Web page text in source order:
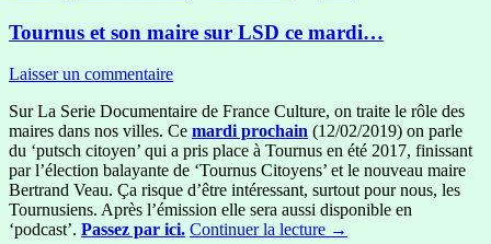
Tournus et son maire sur LSD ce mardi…
Laisser un commentaire
Sur La Serie Documentaire de France Culture, on traite le rôle des
maires dans nos villes. Ce mardi prochain (12/02/2019) on parle
du ‘putsch citoyen’ qui a pris place à Tournus en été 2017, finissant
par l’élection balayante de ‘Tournus Citoyens’ et le nouveau maire
Bertrand Veau. Ça risque d’être intéressant, surtout pour nous, les
Tournusiens. Après l’émission elle sera aussi disponible en
‘podcast’. Passez par ici. Continuer la lecture →